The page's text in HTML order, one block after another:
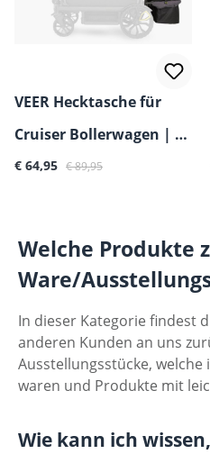
VEER Hecktasche für
Cruiser Bollerwagen | B-
Ware
Verkaufspreis:
€ 64,95 Regulärer Preis:
€ 89,95
Welche Produkte
Ware/
In dieser Kategorie findest
anderen Kunden an uns
Ausstellungsstücke,
waren und Produkte mit
Wie kann ich